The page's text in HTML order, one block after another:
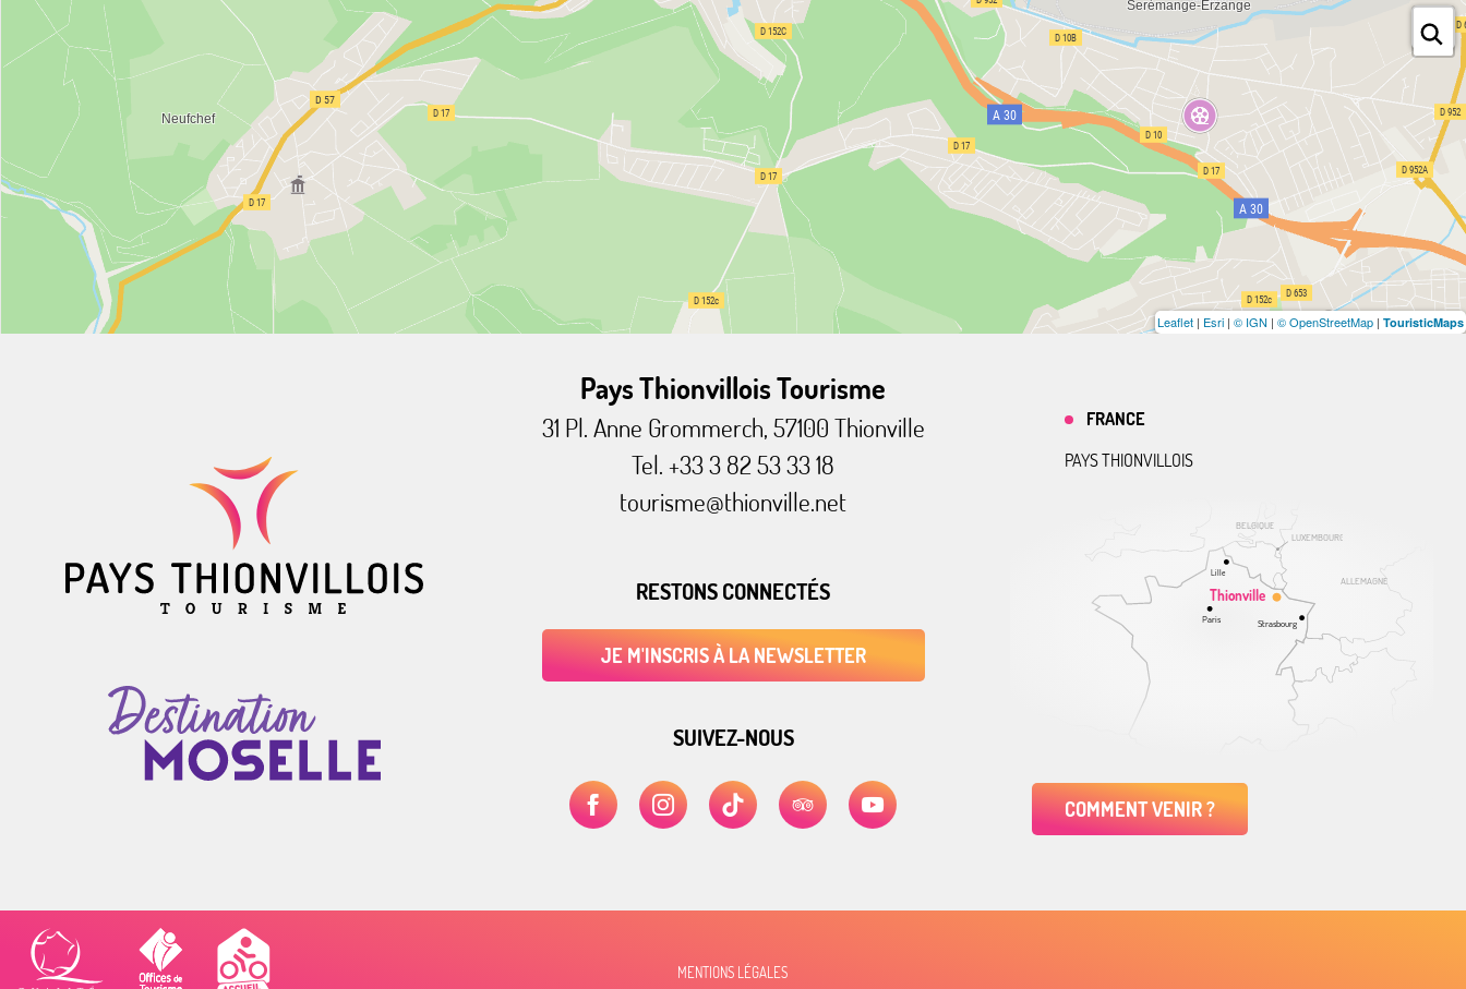
Leaflet | Esri | © IGN | © OpenStreetMap | TouristicMaps
Pays Thionvillois Tourisme
31 Pl. Anne Grommerch, 57100 Thionville
Tel. +33 3 82 53 33 18
tourisme@thionville.net
RESTONS CONNECTÉS
JE M'INSCRIS À LA NEWSLETTER
SUIVEZ-NOUS
ALLEMAGNE
BELGIQUE
LUXEMBOURG
Thionville
Lille
Paris Strasbourg
FRANCE
PAYS THIONVILLOIS
COMMENT VENIR ?
MENTIONS LÉGALES